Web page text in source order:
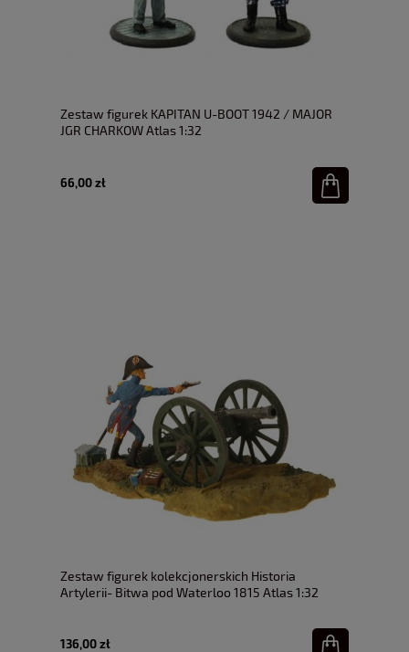
Zestaw figurek KAPITAN U-BOOT 1942 / MAJOR
JGR CHARKOW Atlas 1:32
66,00 zł
Zestaw figurek kolekcjonerskich Historia
Artylerii- Bitwa pod Waterloo 1815 Atlas 1:32
136,00 zł